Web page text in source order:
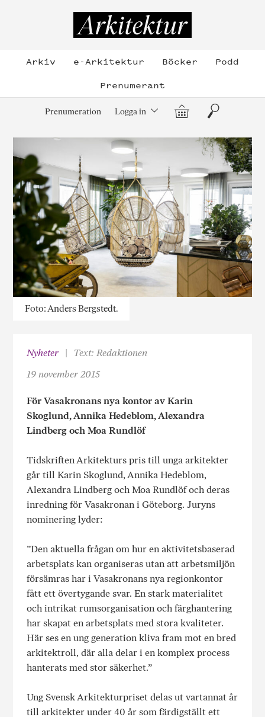
Arkiv e-Arkitektur Böcker
Podd
Prenumerant
Prenumeration Logga in Varukorg
Sök
Foto: Anders Bergstedt.
Nyheter
Text: Redaktionen
19 november 2015
För Vasakronans nya kontor av Karin
Skoglund, Annika Hedeblom, Alexandra
Lindberg och Moa Rundlöf
Tidskriften Arkitekturs pris till unga arkitekter
går till Karin Skoglund, Annika Hedeblom,
Alexandra Lindberg och Moa Rundlöf och deras
inredning för Vasakronan i Göteborg. Juryns
nominering lyder:
”Den aktuella frågan om hur en aktivitetsbaserad
arbetsplats kan organiseras utan att arbetsmiljön
försämras har i Vasakronans nya regionkontor
fått ett övertygande svar. En stark materialitet
och intrikat rumsorganisation och färghantering
har skapat en arbetsplats med stora kvaliteter.
Här ses en ung generation kliva fram mot en bred
arkitektroll, där alla delar i en komplex process
hanterats med stor säkerhet.”
Ung Svensk Arkitekturpriset delas ut vartannat år
till arkitekter under 40 år som färdigställt ett